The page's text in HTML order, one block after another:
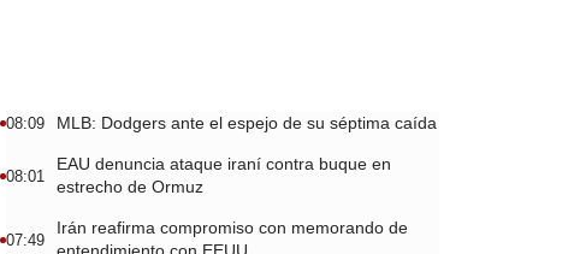
08:09 MLB: Dodgers ante el espejo de su séptima caída
08:01
EAU denuncia ataque iraní contra buque en
estrecho de Ormuz
07:49
Irán reafirma compromiso con memorando de